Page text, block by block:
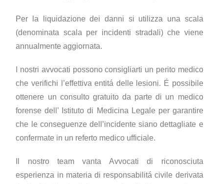
Per la liquidazione dei danni si utilizza una scala
(denominata scala per incidenti stradali) che viene
annualmente aggiornata.
I nostri avvocati possono consigliarti un perito medico
che verifichi l’effettiva entitá delle lesioni. É possibile
ottenere un consulto gratuito da parte di un medico
forense dell’ Istituto di Medicina Legale per garantire
che le conseguenze dell’incidente siano dettagliate e
confermate in un referto medico ufficiale.
Il nostro team vanta Avvocati di riconosciuta
esperienza in materia di responsabilitá civile derivata